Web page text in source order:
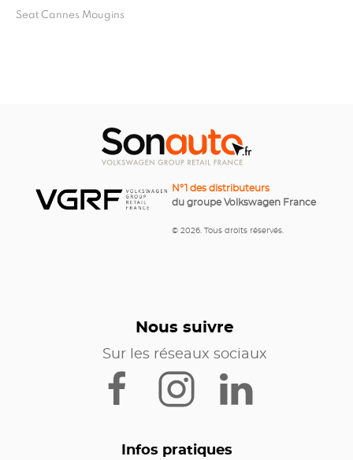
Seat Cannes Mougins
N°1 des distributeurs
du groupe Volkswagen France
© 2026. Tous droits réservés.
Nous suivre
Sur les réseaux sociaux
Infos pratiques